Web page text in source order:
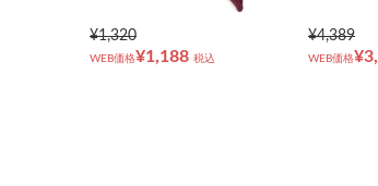
¥1,320
WEB価格¥1,188 税込
¥4,389
WEB価格